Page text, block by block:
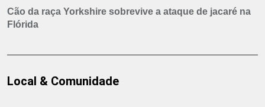
Cão da raça Yorkshire sobrevive a ataque de jacaré na
Flórida
Local & Comunidade